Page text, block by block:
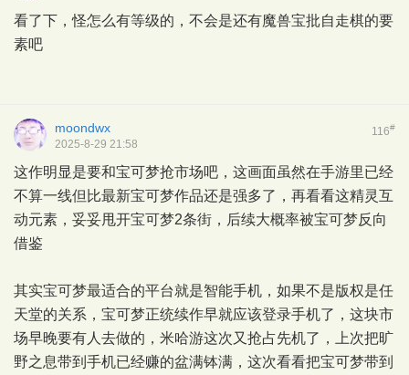
看了下，怪怎么有等级的，不会是还有魔兽宝批自走棋的要
素吧
116#
moondwx
2025-8-29 21:58
这作明显是要和宝可梦抢市场吧，这画面虽然在手游里已经
不算一线但比最新宝可梦作品还是强多了，再看看这精灵互
动元素，妥妥甩开宝可梦2条街，后续大概率被宝可梦反向
借鉴
其实宝可梦最适合的平台就是智能手机，如果不是版权是任
天堂的关系，宝可梦正统续作早就应该登录手机了，这块市
场早晚要有人去做的，米哈游这次又抢占先机了，上次把旷
野之息带到手机已经赚的盆满钵满，这次看看把宝可梦带到